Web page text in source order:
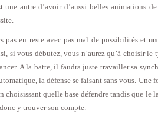
une autre d’avoir d’aussi belles animations
pas en reste avec pas mal de possibilités et
si vous débutez, vous n’aurez qu’à choisir
A la batte, il faudra juste travailler sa
la défense se faisant sans vous. Une
choisissant quelle base défendre tandis que le
y trouver son compte.